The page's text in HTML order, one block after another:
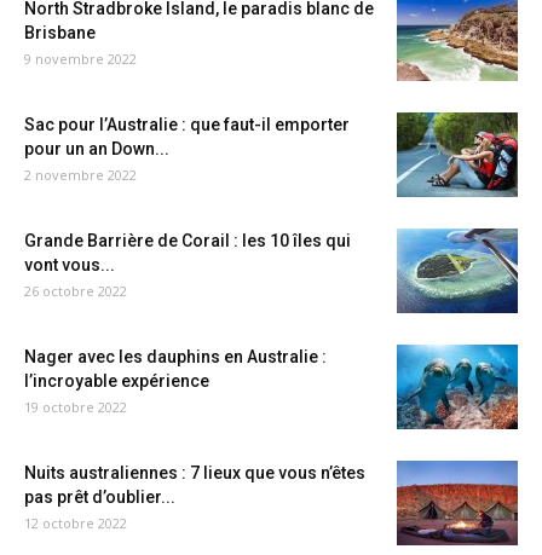
North Stradbroke Island, le paradis blanc de
Brisbane
9 novembre 2022
Sac pour l’Australie : que faut-il emporter
pour un an Down...
2 novembre 2022
Grande Barrière de Corail : les 10 îles qui
vont vous...
26 octobre 2022
Nager avec les dauphins en Australie :
l’incroyable expérience
19 octobre 2022
Nuits australiennes : 7 lieux que vous n’êtes
pas prêt d’oublier...
12 octobre 2022